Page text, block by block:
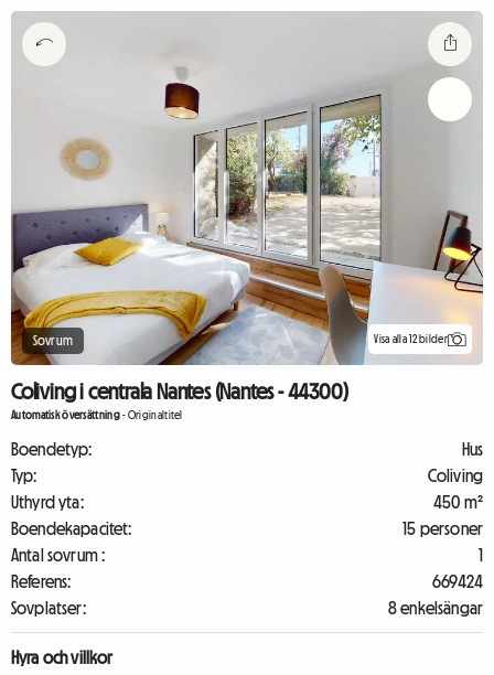
Sovrum Visa alla 12 bilder
Coliving i centrala Nantes (Nantes - 44300)
Automatisk översättning-Originaltitel
Boendetyp:
Hus
Typ:
Coliving
Uthyrd yta:
450 m²
Boendekapacitet:
15 personer
Antal sovrum :
1
Referens:
669424
Sovplatser:
8 enkelsängar
Hyra och villkor